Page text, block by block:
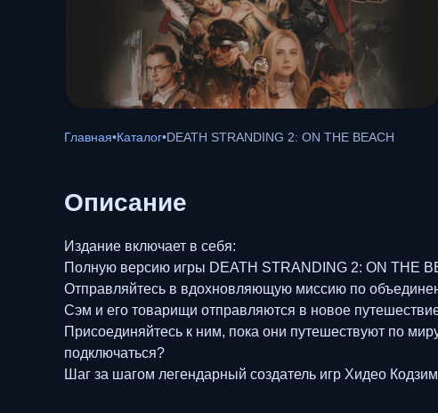
Главная•Каталог•DEATH STRANDING 2: ON THE BEACH
Описание
Издание включает в себя:
Полную версию игры DEATH STRANDING 2: ON THE
Отправляйтесь в вдохновляющую миссию по
Сэм и его товарищи отправляются в новое
Присоединяйтесь к ним, пока они путешествуют по
подключаться?
Шаг за шагом легендарный создатель игр Хидео